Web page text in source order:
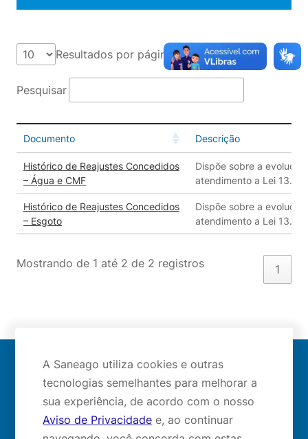
Resultados por página
Pesquisar
Documento Descrição
Histórico de Reajustes Concedidos
– Água e CMF
Dispõe sobre a
atendimento a Lei
Histórico de Reajustes Concedidos
– Esgoto
Dispõe sobre a
atendimento a Lei
Mostrando de 1 até 2 de 2 registros 1
Mapa do site
A Saneago utiliza cookies e outras
tecnologias semelhantes para melhorar a
sua experiência, de acordo com o nosso
Aviso de Privacidade e, ao continuar